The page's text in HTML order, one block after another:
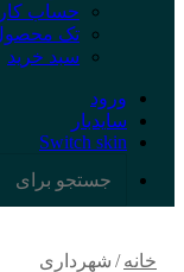
حساب
تک
سبد خرید
ورود
سایدبار
Switch skin
خانه / شهرداری